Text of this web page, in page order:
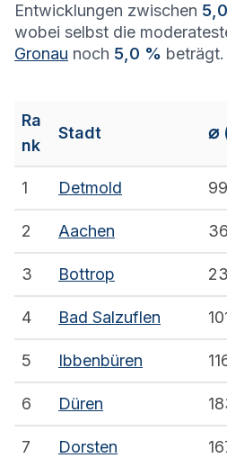
Entwicklungen zwischen
wobei selbst die
Gronau noch 5,0 % beträgt.
Ra
nk
Stadt ⌀
1 Detmold 99
2 Aachen
3 Bottrop
4 Bad Salzuflen
5 Ibbenbüren
6 Düren
7 Dorsten